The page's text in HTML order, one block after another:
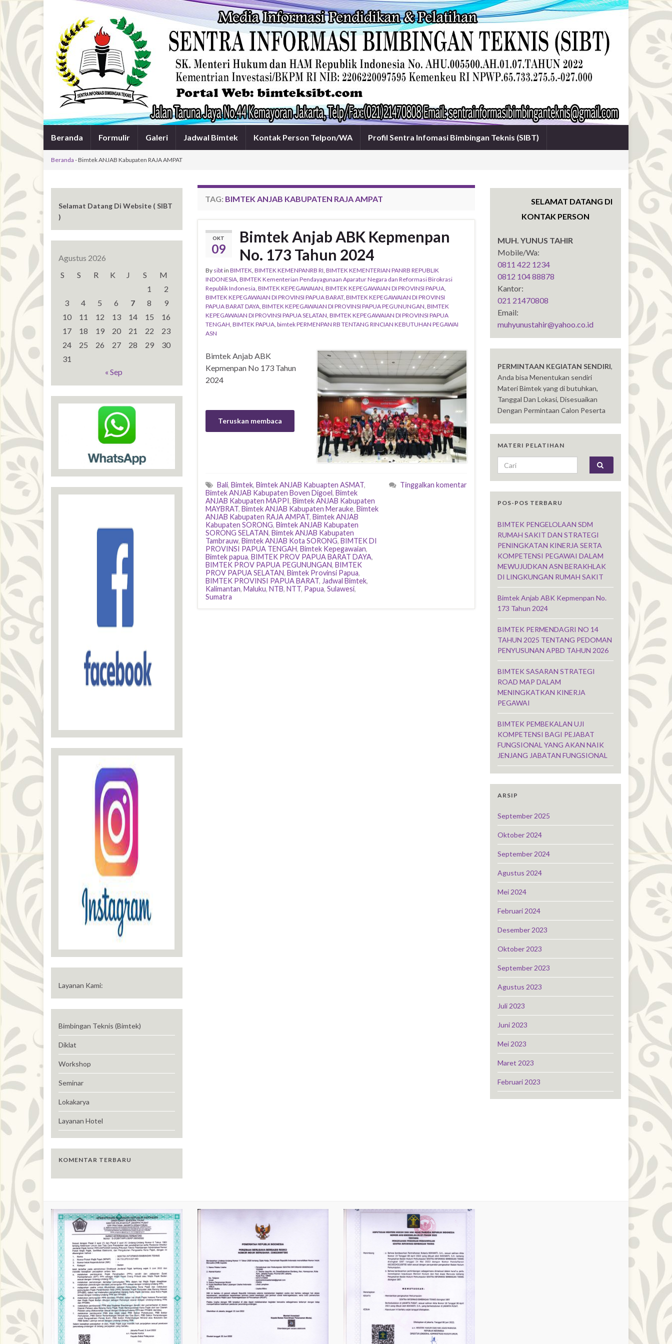
Beranda Formulir Galeri Jadwal Bimtek Kontak Person Telpon/WA Profil Sentra Infomasi Bimbingan Teknis (SIBT)
Beranda -Bimtek ANJAB Kabupaten RAJA AMPAT
TAG: BIMTEK ANJAB KABUPATEN RAJA AMPAT
OKT
09
Bimtek Anjab ABK Kepmenpan
No. 173 Tahun 2024
By sibtin BIMTEK, BIMTEK KEMENPANRB RI, BIMTEK KEMENTERIAN PANRB REPUBLIK
INDONESIA, BIMTEK Kementerian Pendayagunaan Aparatur Negara dan Reformasi Birokrasi
Republik Indonesia, BIMTEK KEPEGAWAIAN, BIMTEK KEPEGAWAIAN DI PROVINSI PAPUA,
BIMTEK KEPEGAWAIAN DI PROVINSI PAPUA BARAT, BIMTEK KEPEGAWAIAN DI PROVINSI
PAPUA BARAT DAYA, BIMTEK KEPEGAWAIAN DI PROVINSI PAPUA PEGUNUNGAN, BIMTEK
KEPEGAWAIAN DI PROVINSI PAPUA SELATAN, BIMTEK KEPEGAWAIAN DI PROVINSI PAPUA
TENGAH, BIMTEK PAPUA, bimtek PERMENPAN RB TENTANG RINCIAN KEBUTUHAN PEGAWAI
ASN
Bimtek Anjab ABK
Kepmenpan No 173 Tahun
2024
Teruskan membaca
Bali, Bimtek, Bimtek ANJAB Kabuapten ASMAT,
Bimtek ANJAB Kabupaten Boven Digoel, Bimtek
ANJAB Kabupaten MAPPI, Bimtek ANJAB Kabupaten
MAYBRAT, Bimtek ANJAB Kabupaten Merauke, Bimtek
ANJAB Kabupaten RAJA AMPAT, Bimtek ANJAB
Kabupaten SORONG, Bimtek ANJAB Kabupaten
SORONG SELATAN, Bimtek ANJAB Kabupaten
Tambrauw, Bimtek ANJAB Kota SORONG, BIMTEK DI
PROVINSI PAPUA TENGAH, Bimtek Kepegawaian,
Bimtek papua, BIMTEK PROV PAPUA BARAT DAYA,
BIMTEK PROV PAPUA PEGUNUNGAN, BIMTEK
PROV PAPUA SELATAN, Bimtek Provinsi Papua,
BIMTEK PROVINSI PAPUA BARAT, Jadwal Bimtek,
Kalimantan, Maluku, NTB, NTT, Papua, Sulawesi,
Sumatra
Tinggalkan komentar
Selamat Datang Di Website ( SIBT
)
Agustus 2026
S
S R K J S
M
1
2
3
4 5 6 7 8
9
10
11 12 13 14 15
16
17
18 19 20 21 22
23
24
25 26 27 28 29
30
31
« Sep
Layanan Kami:
Bimbingan Teknis (Bimtek)
Diklat
Workshop
Seminar
Lokakarya
Layanan Hotel
KOMENTAR TERBARU
SELAMAT DATANG DI WEBSITE
KONTAK PERSON
MUH. YUNUS TAHIR
Mobile/Wa:
0811 422 1234
0812 104 88878
Kantor:
021 21470808
Email:
muhyunustahir@yahoo.co.id
PERMINTAAN KEGIATAN SENDIRI,
Anda bisa Menentukan sendiri
Materi Bimtek yang di butuhkan,
Tanggal Dan Lokasi, Disesuaikan
Dengan Permintaan Calon Peserta
MATERI PELATIHAN
Search for:
POS-POS TERBARU
BIMTEK PENGELOLAAN SDM
RUMAH SAKIT DAN STRATEGI
PENINGKATAN KINERJA SERTA
KOMPETENSI PEGAWAI DALAM
MEWUJUDKAN ASN BERAKHLAK
DI LINGKUNGAN RUMAH SAKIT
Bimtek Anjab ABK Kepmenpan No.
173 Tahun 2024
BIMTEK PERMENDAGRI NO 14
TAHUN 2025 TENTANG PEDOMAN
PENYUSUNAN APBD TAHUN 2026
BIMTEK SASARAN STRATEGI
ROAD MAP DALAM
MENINGKATKAN KINERJA
PEGAWAI
BIMTEK PEMBEKALAN UJI
KOMPETENSI BAGI PEJABAT
FUNGSIONAL YANG AKAN NAIK
JENJANG JABATAN FUNGSIONAL
ARSIP
September 2025
Oktober 2024
September 2024
Agustus 2024
Mei 2024
Februari 2024
Desember 2023
Oktober 2023
September 2023
Agustus 2023
Juli 2023
Juni 2023
Mei 2023
Maret 2023
Februari 2023